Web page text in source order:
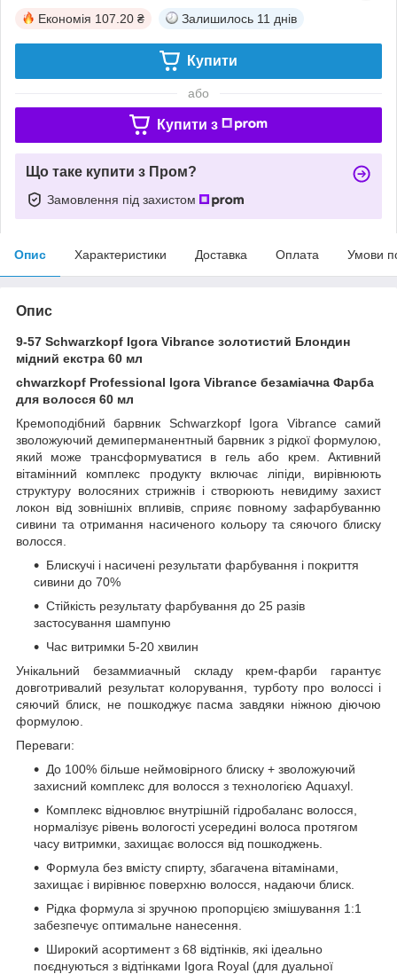
Економія 107.20 ₴ Залишилось 11 днів
Купити
або
Купити з
Що таке купити з Пром?
Замовлення під захистом
Опис Характеристики Доставка Оплата Умови
Опис
9-57 Schwarzkopf Igora Vibrance золотистий Блондин
мідний екстра 60 мл
chwarzkopf Professional Igora Vibrance безаміачна Фарба
для волосся 60 мл
Кремоподібний барвник Schwarzkopf Igora Vibrance самий
зволожуючий демиперманентный барвник з рідкої формулою,
який може трансформуватися в гель або крем. Активний
вітамінний комплекс продукту включає ліпіди, вирівнюють
структуру волосяних стрижнів і створюють невидиму захист
локон від зовнішніх впливів, сприяє повному зафарбуванню
сивини та отримання насиченого кольору та сяючого блиску
волосся.
Блискучі і насичені результати фарбування і покриття
сивини до 70%
Стійкість результату фарбування до 25 разів
застосування шампуню
Час витримки 5-20 хвилин
Унікальний безаммиачный складу крем-фарби гарантує
довготривалий результат колорування, турботу про волоссі і
сяючий блиск, не пошкоджує пасма завдяки ніжною діючою
формулою.
Переваги:
До 100% більше неймовірного блиску + зволожуючий
захисний комплекс для волосся з технологією Aquaxyl.
Комплекс відновлює внутрішній гідробаланс волосся,
нормалізує рівень вологості усередині волоса протягом
часу витримки, захищає волосся від пошкоджень.
Формула без вмісту спирту, збагачена вітамінами,
захищає і вирівнює поверхню волосся, надаючи блиск.
Рідка формула зі зручною пропорцією змішування 1:1
забезпечує оптимальне нанесення.
Широкий асортимент з 68 відтінків, які ідеально
поєднуються з відтінками Igora Royal (для дуальної